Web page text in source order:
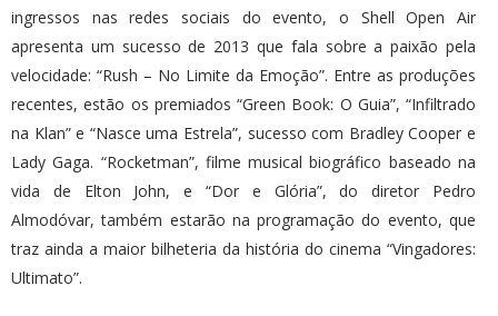
ingressos nas redes sociais do evento, o Shell Open Air
apresenta um sucesso de 2013 que fala sobre a paixão pela
velocidade: “Rush – No Limite da Emoção”. Entre as produções
recentes, estão os premiados “Green Book: O Guia”, “Infiltrado
na Klan” e “Nasce uma Estrela”, sucesso com Bradley Cooper e
Lady Gaga. “Rocketman”, filme musical biográfico baseado na
vida de Elton John, e “Dor e Glória”, do diretor Pedro
Almodóvar, também estarão na programação do evento, que
traz ainda a maior bilheteria da história do cinema “Vingadores:
Ultimato”.